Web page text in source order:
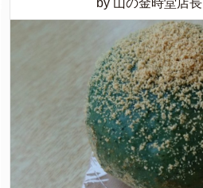
by 山の金時堂店長